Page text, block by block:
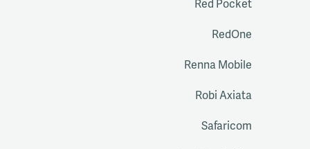
Red Pocket
RedOne
Renna Mobile
Robi Axiata
Safaricom